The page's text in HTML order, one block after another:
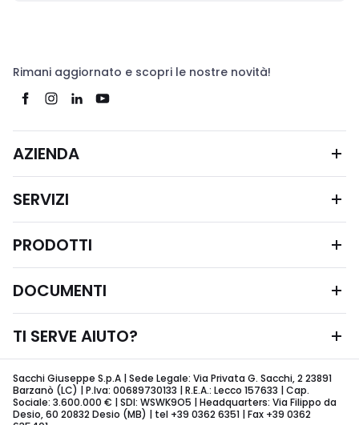
Rimani aggiornato e scopri le nostre novità!
AZIENDA
SERVIZI
PRODOTTI
DOCUMENTI
TI SERVE AIUTO?
Sacchi Giuseppe S.p.A | Sede Legale: Via Privata G. Sacchi, 2 23891
Barzanò (LC) | P.Iva: 00689730133 | R.E.A.: Lecco 157633 | Cap.
Sociale: 3.600.000 € | SDI: WSWK9O5 | Headquarters: Via Filippo da
Desio, 60 20832 Desio (MB) | tel +39 0362 6351 | Fax +39 0362